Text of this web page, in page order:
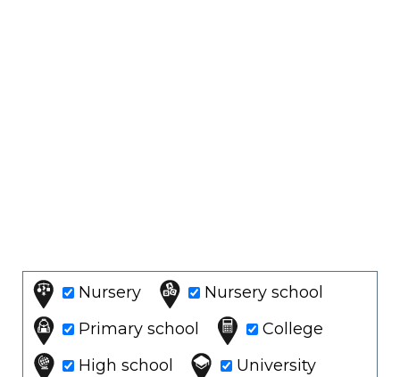
Nursery
Nursery school
Primary school
College
High school
University